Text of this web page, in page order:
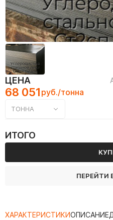
ЦЕНА
68 051 руб./тонна
ТОННА
ИТОГО
ПЕРЕЙТИ
ХАРАКТЕРИСТИКИОПИСАНИЕ